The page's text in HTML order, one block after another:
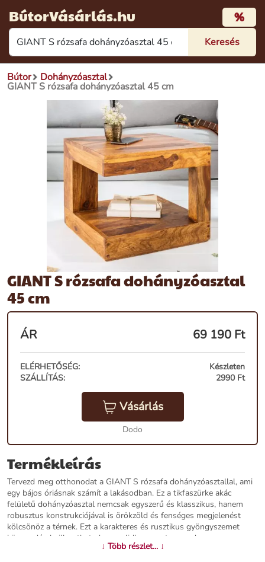
BútorVásárlás.hu %
Bútor Dohányzóasztal
GIANT S rózsafa dohányzóasztal 45 cm
GIANT S rózsafa dohányzóasztal
45 cm
ÁR 69 190 Ft
ELÉRHETŐSÉG:
Készleten
SZÁLLÍTÁS:
2990 Ft
Vásárlás
Dodo
Termékleírás
Tervezd meg otthonodat a GIANT S rózsafa dohányzóasztallal, ami
egy bájos óriásnak számít a lakásodban. Ez a tikfaszürke akác
felületű dohányzóasztal nemcsak egyszerű és klasszikus, hanem
robusztus konstrukciójával is örökzöld és fenséges megjelenést
kölcsönöz a térnek. Ezt a karakteres és rusztikus gyöngyszemet
könnyedén beillesztheted nappalidba vagy teraszodra.
↓ Több részlet... ↓